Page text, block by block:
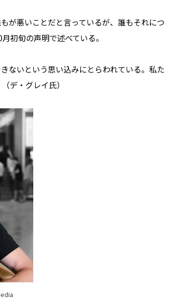
が悪いことだと言っているが、誰もそれにつ
初旬の声明で述べている。
ないという思い込みにとらわれている。私た
デ・グレイ氏）